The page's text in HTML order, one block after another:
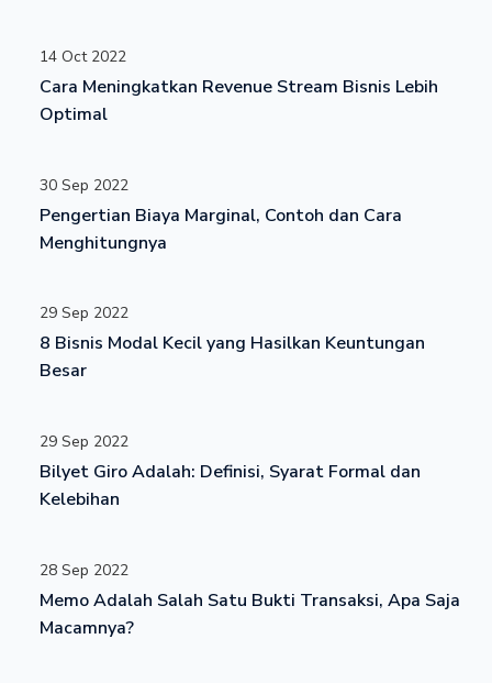
14 Oct 2022
Cara Meningkatkan Revenue Stream Bisnis Lebih
Optimal
30 Sep 2022
Pengertian Biaya Marginal, Contoh dan Cara
Menghitungnya
29 Sep 2022
8 Bisnis Modal Kecil yang Hasilkan Keuntungan
Besar
29 Sep 2022
Bilyet Giro Adalah: Definisi, Syarat Formal dan
Kelebihan
28 Sep 2022
Memo Adalah Salah Satu Bukti Transaksi, Apa Saja
Macamnya?